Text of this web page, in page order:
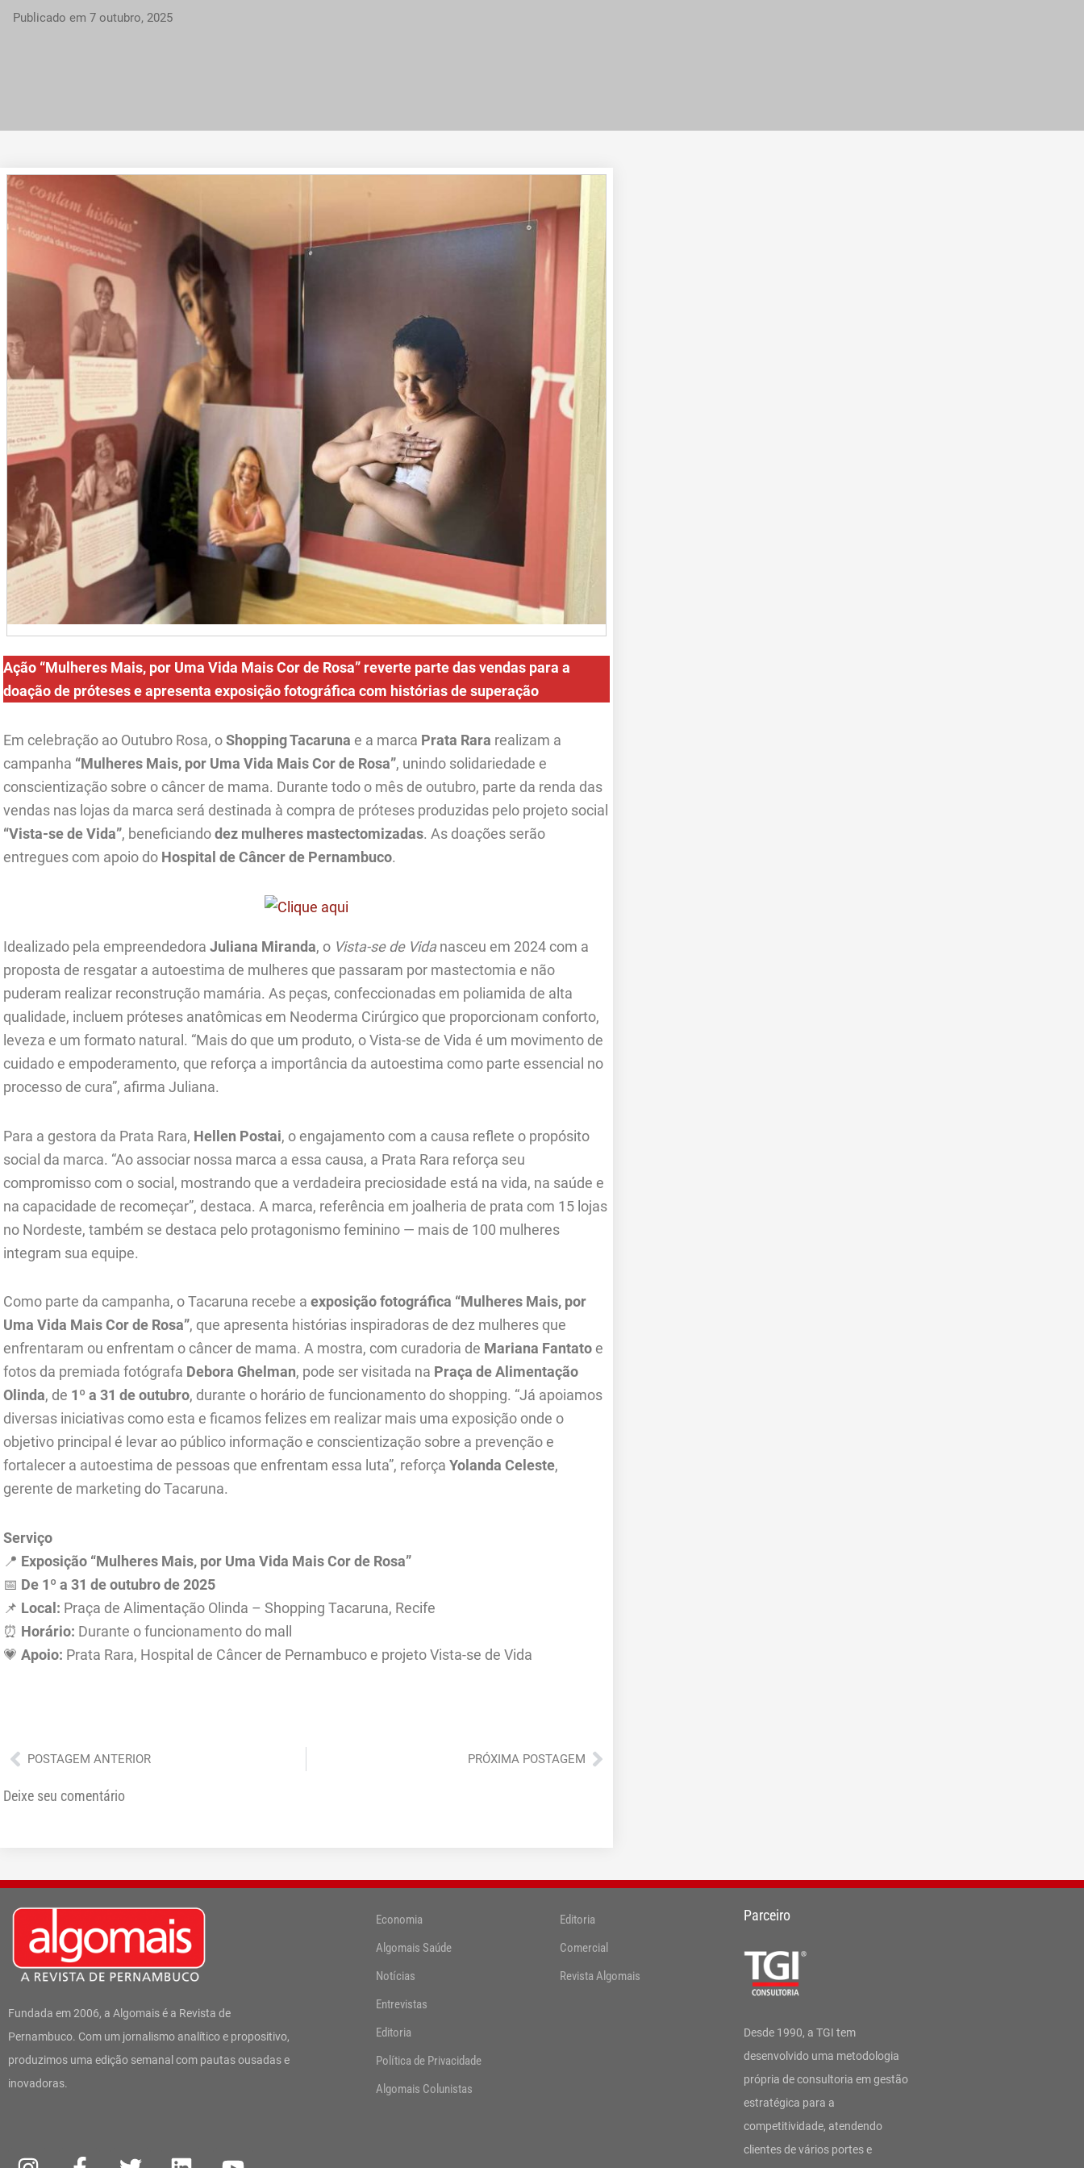
Publicado em 7 outubro, 2025
Ação “Mulheres Mais, por Uma Vida Mais Cor de Rosa” reverte parte das vendas para a
doação de próteses e apresenta exposição fotográfica com histórias de superação
Em celebração ao Outubro Rosa, oShopping Tacaruna e a marca Prata Rara realizam a
campanha “Mulheres Mais, por Uma Vida Mais Cor de Rosa”, unindo solidariedade e
conscientização sobre o câncer de mama. Durante todo o mês de outubro, parte da renda das
vendas nas lojas da marca será destinada à compra de próteses produzidas pelo projeto social
“Vista-se de Vida”, beneficiandodez mulheres mastectomizadas. As doações serão
entregues com apoio do Hospital de Câncer de Pernambuco.
Idealizado pela empreendedora Juliana Miranda, o Vista-se de Vidanasceu em 2024 com a
proposta de resgatar a autoestima de mulheres que passaram por mastectomia e não
puderam realizar reconstrução mamária. As peças, confeccionadas em poliamida de alta
qualidade, incluem próteses anatômicas em Neoderma Cirúrgico que proporcionam conforto,
leveza e um formato natural. “Mais do que um produto, o Vista-se de Vida é um movimento de
cuidado e empoderamento, que reforça a importância da autoestima como parte essencial no
processo de cura”, afirma Juliana.
Para a gestora da Prata Rara, Hellen Postai, o engajamento com a causa reflete o propósito
social da marca. “Ao associar nossa marca a essa causa, a Prata Rara reforça seu
compromisso com o social, mostrando que a verdadeira preciosidade está na vida, na saúde e
na capacidade de recomeçar”, destaca. A marca, referência em joalheria de prata com 15 lojas
no Nordeste, também se destaca pelo protagonismo feminino — mais de 100 mulheres
integram sua equipe.
Como parte da campanha, o Tacaruna recebe a exposição fotográfica “Mulheres Mais, por
Uma Vida Mais Cor de Rosa”, que apresenta histórias inspiradoras de dez mulheres que
enfrentaram ou enfrentam o câncer de mama. A mostra, com curadoria de Mariana Fantato e
fotos da premiada fotógrafa Debora Ghelman, pode ser visitada na Praça de Alimentação
Olinda, de 1º a 31 de outubro, durante o horário de funcionamento do shopping. “Já apoiamos
diversas iniciativas como esta e ficamos felizes em realizar mais uma exposição onde o
objetivo principal é levar ao público informação e conscientização sobre a prevenção e
fortalecer a autoestima de pessoas que enfrentam essa luta”, reforça Yolanda Celeste,
gerente de marketing do Tacaruna.
Serviço
📍 Exposição “Mulheres Mais, por Uma Vida Mais Cor de Rosa”
📅 De 1º a 31 de outubro de 2025
📌 Local: Praça de Alimentação Olinda – Shopping Tacaruna, Recife
⏰ Horário: Durante o funcionamento do mall
💗 Apoio: Prata Rara, Hospital de Câncer de Pernambuco e projeto Vista-se de Vida
Anterior
POSTAGEM ANTERIOR PRÓXIMA POSTAGEMPróximo
Deixe seu comentário
Fundada em 2006, a Algomais é a Revista de
Pernambuco. Com um jornalismo analítico e propositivo,
produzimos uma edição semanal com pautas ousadas e
inovadoras.
Economia
Algomais Saúde
Notícias
Entrevistas
Editoria
Política de Privacidade
Algomais Colunistas
Editoria
Comercial
Revista Algomais
Parceiro
Desde 1990, a TGI tem
desenvolvido uma metodologia
própria de consultoria em gestão
estratégica para a
competitividade, atendendo
clientes de vários portes e